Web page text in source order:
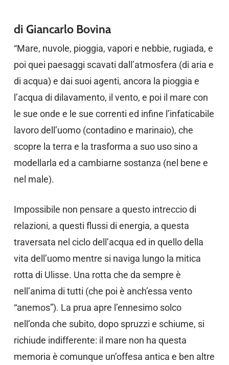
di Giancarlo Bovina
“Mare, nuvole, pioggia, vapori e nebbie, rugiada, e
poi quei paesaggi scavati dall’atmosfera (di aria e
di acqua) e dai suoi agenti, ancora la pioggia e
l’acqua di dilavamento, il vento, e poi il mare con
le sue onde e le sue correnti ed infine l’infaticabile
lavoro dell’uomo (contadino e marinaio), che
scopre la terra e la trasforma a suo uso sino a
modellarla ed a cambiarne sostanza (nel bene e
nel male).
Impossibile non pensare a questo intreccio di
relazioni, a questi flussi di energia, a questa
traversata nel ciclo dell’acqua ed in quello della
vita dell’uomo mentre si naviga lungo la mitica
rotta di Ulisse. Una rotta che da sempre è
nell’anima di tutti (che poi è anch’essa vento
“anemos”). La prua apre l’ennesimo solco
nell’onda che subito, dopo spruzzi e schiume, si
richiude indifferente: il mare non ha questa
memoria è comunque un’offesa antica e ben altre